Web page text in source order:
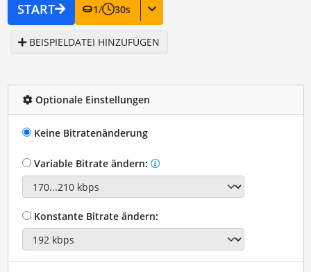
START 1/ 30s
BEISPIELDATEI HINZUFÜGEN
Optionale Einstellungen
Keine Bitratenänderung
Variable Bitrate ändern:
Konstante Bitrate ändern: